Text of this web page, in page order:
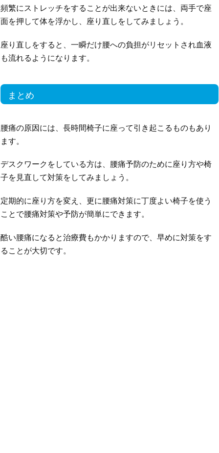
頻繁にストレッチをすることが出来ないときには、両手で座
面を押して体を浮かし、座り直しをしてみましょう。
座り直しをすると、一瞬だけ腰への負担がリセットされ血液
も流れるようになります。
まとめ
腰痛の原因には、長時間椅子に座って引き起こるものもあり
ます。
デスクワークをしている方は、腰痛予防のために座り方や椅
子を見直して対策をしてみましょう。
定期的に座り方を変え、更に腰痛対策に丁度よい椅子を使う
ことで腰痛対策や予防が簡単にできます。
酷い腰痛になると治療費もかかりますので、早めに対策をす
ることが大切です。